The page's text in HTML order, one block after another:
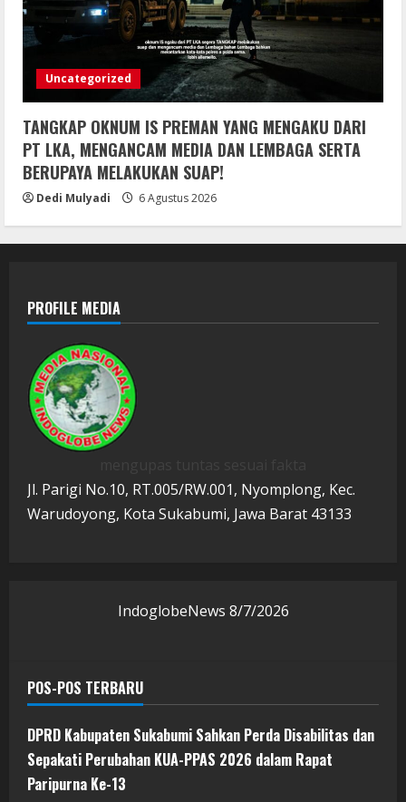
Uncategorized
TANGKAP OKNUM IS PREMAN YANG MENGAKU DARI
PT LKA, MENGANCAM MEDIA DAN LEMBAGA SERTA
BERUPAYA MELAKUKAN SUAP!
Dedi Mulyadi 6 Agustus 2026
PROFILE MEDIA
Jl. Parigi No.10, RT.005/RW.001, Nyomplong, Kec.
Warudoyong, Kota Sukabumi, Jawa Barat 43133
IndoglobeNews 8/7/2026
POS-POS TERBARU
DPRD Kabupaten Sukabumi Sahkan Perda Disabilitas dan
Sepakati Perubahan KUA-PPAS 2026 dalam Rapat
Paripurna Ke-13